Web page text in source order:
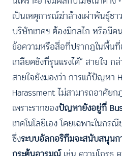
เป็นเหตุการณ์ฆ่าล้างเผ่าพันธุ์
บริษัทเทคฯ ต้องมีกลไก หรือมีค
ข้อความหรือสื่อที่ปรากฏในพื้น
เกลียดชังที่รุนแรงได้” สายใจ กล่
สายใจยังมองว่า การแก้ปัญหา
Harassment ไม่สามารถอาศัย
เพราะรากของปัญหายังอยู่ที่
เทคโนโลยีเอง โดยเฉพาะในกร
ซึ่งระบบอัลกอริทึมจะสนับสนุน
ฟอนต์อ่านง่าย
เน้นลิงก์
เน้นกรอบ Focus
ซ่อนรูปภาพ
ลดการเคลื่อนไหว